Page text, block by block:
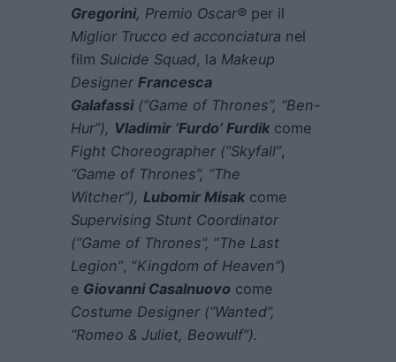
Gregorini, Premio Oscar® per il
Miglior Trucco ed acconciatura nel
film Suicide Squad, la Makeup
Designer Francesca
Galafassi(“Game of Thrones”, “Ben-
Hur”), Vladimir ‘Furdo’ Furdikcome
Fight Choreographer (“Skyfall”,
“Game of Thrones”, “The
Witcher”), Lubomir Misakcome
Supervising Stunt Coordinator
(“Game of Thrones”, “The Last
Legion”, “Kingdom of Heaven”)
e Giovanni Casalnuovo come
Costume Designer (“Wanted”,
“Romeo & Juliet, Beowulf”).